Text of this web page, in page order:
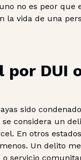
no es peor que
la vida de una
DUI
sido
considera un
En otros
Un delito
servicio